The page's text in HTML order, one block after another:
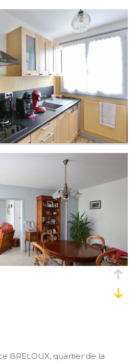
BRELOUX, quartier de la
EXCLUSIVITÉS NOUVEAUTÉS